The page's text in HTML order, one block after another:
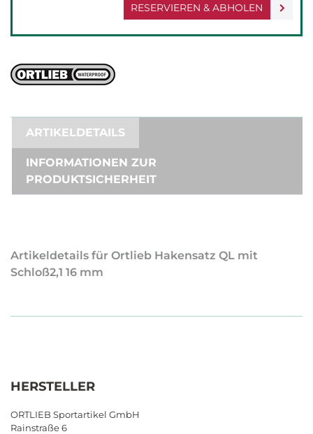
RESERVIEREN & ABHOLEN
ARTIKELDETAILS
INFORMATIONEN ZUR
PRODUKTSICHERHEIT
Artikeldetails für Ortlieb Hakensatz QL mit
Schloß2,1 16 mm
HERSTELLER
ORTLIEB Sportartikel GmbH
Rainstraße 6